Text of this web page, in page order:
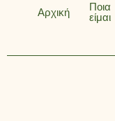
Αρχική
Ποια
είμαι